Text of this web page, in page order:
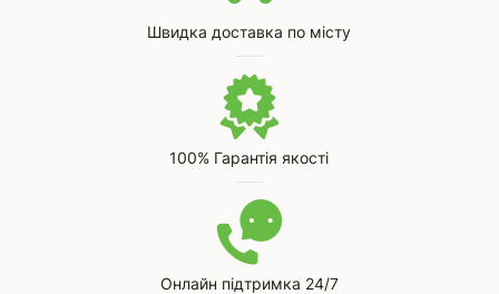
Швидка доставка по місту
100% Гарантія якості
Онлайн підтримка 24/7